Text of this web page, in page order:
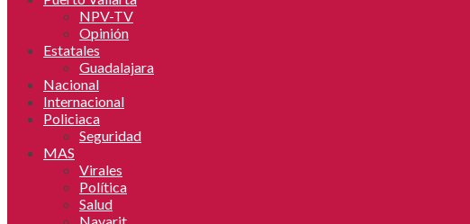
NPV-TV
Opinión
Estatales
Guadalajara
Nacional
Internacional
Policiaca
Seguridad
MAS
Virales
Política
Salud